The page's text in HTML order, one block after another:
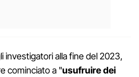
investigatori alla fine del 2023,
cominciato a "usufruire dei